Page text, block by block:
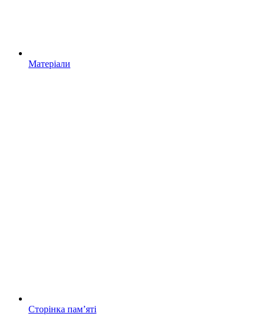
Матеріали
Сторінка памʼяті